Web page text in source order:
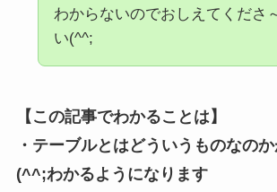
わからないのでおしえてくださ
い(^^;
【この記事でわかること は 】
・テーブルとはどういうものなの
(^^;わかるようになります